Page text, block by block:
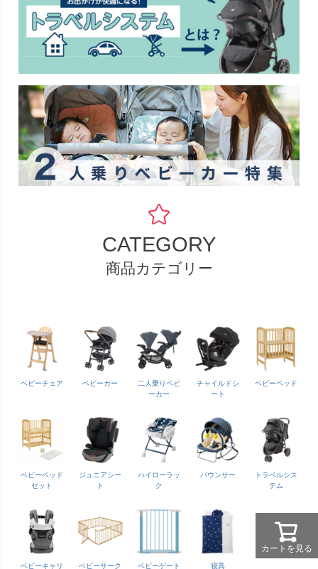
CATEGORY
商品カテゴリー
ベビーチェア ベビーカー
二人乗りベビ
ーカー
チャイルドシ
ート
ベビーベッド
ベビーベッド
セット
ジュニアシー
ト
ハイローラッ
ク
バウンサー
トラベルシス
テム
ベビーキャリ ベビーサーク ベビーゲート 寝具
カートを見る